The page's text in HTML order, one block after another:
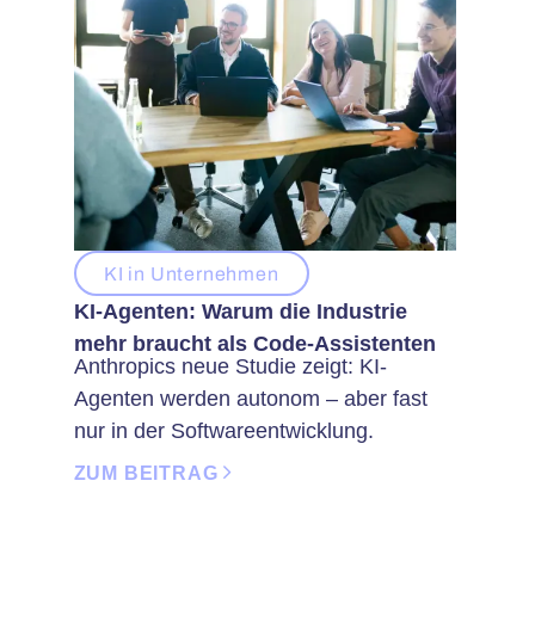
KI in Unternehmen
KI-Agenten: Warum die Industrie
mehr braucht als Code-Assistenten
Anthropics neue Studie zeigt: KI-
Agenten werden autonom – aber fast
nur in der Softwareentwicklung.
ZUM BEITRAG